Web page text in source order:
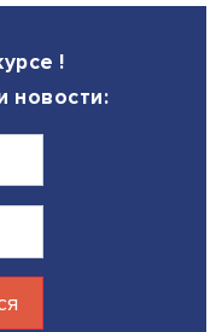
Елена
рынках, а значит,
шоками